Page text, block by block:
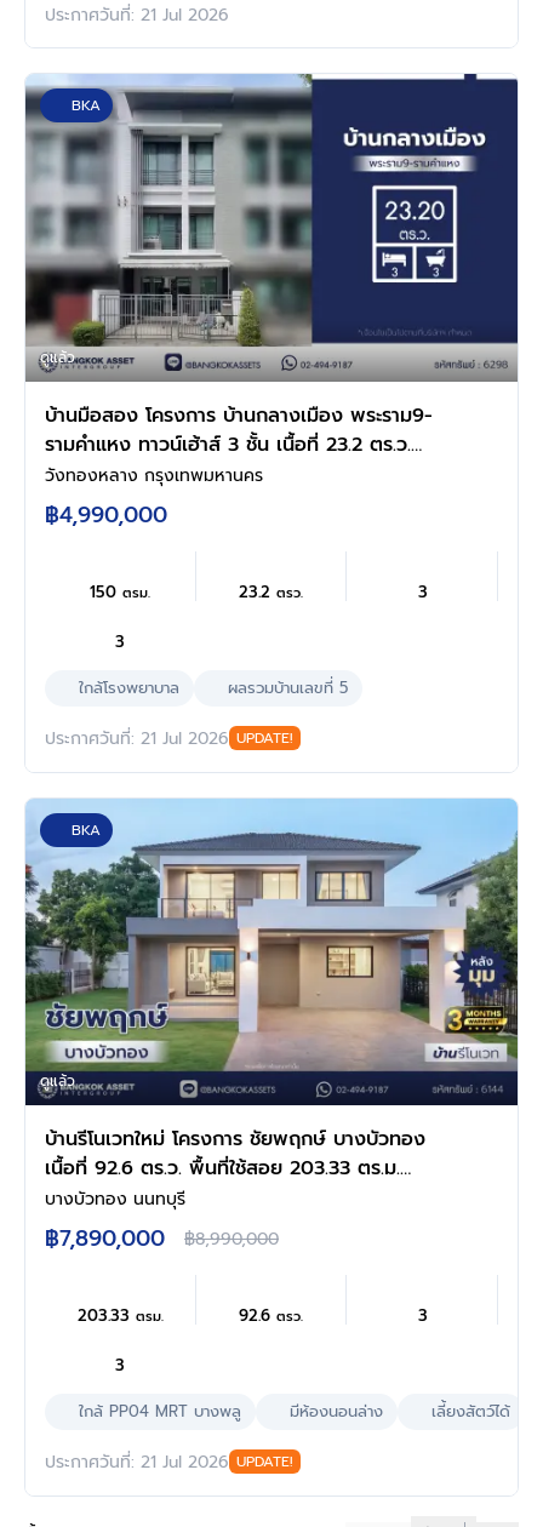
ประกาศวันที่: 21 Jul 2026
BKA
ดูแล้ว
บ้านมือสอง โครงการ บ้านกลางเมือง พระราม9-
รามคำแหง ทาวน์เฮ้าส์ 3 ชั้น เนื้อที่ 23.2 ตร.ว.
พื้นที่ใช้สอย 150 ตร.ม. 3 ห้องนอน 3 ห้องน้ำ จอด
รถ 2 คัน ส่วนกลางครบ สระว่ายน้ำ ฟิตเนส คลับ
เฮ้าส์ ใกล้รถไฟฟ้าสายสีเหลืองสถานีรามคำ และ
วังทองหลาง กรุงเทพมหานคร
฿4,990,000
150ตรม. 23.2ตรว. 3
3
ใกล้โรงพยาบาล
ผลรวมบ้านเลขที่ 5
ประกาศวันที่: 21 Jul 2026 UPDATE!
BKA
ดูแล้ว
บ้านรีโนเวทใหม่ โครงการ ชัยพฤกษ์ บางบัวทอง
เนื้อที่ 92.6 ตร.ว. พื้นที่ใช้สอย 203.33 ตร.ม.
ฟังก์ชัน 4 ห้องนอน 3 ห้องน้ำ จอดรถได้ 2 คัน
พร้อม Facilities โครงการครบครัน ทำเลติดถนน
บางกรวย-ไทรน้อย เชื่อมต่อถนนกาญจนาภิเษก
ใกล้เซ็นทรัลนอร์ทวิลล์ และรถไฟฟ้าสายสีม่วง
"สถานีบางพลู"
บางบัวทอง นนทบุรี
฿7,890,000 ฿8,990,000
203.33 ตรม. 92.6ตรว. 3
3
ใกล้ PP04 MRT บางพลู
มีห้องนอนล่าง เลี้ยงสัตว์ได้
ประกาศวันที่: 21 Jul 2026 UPDATE!